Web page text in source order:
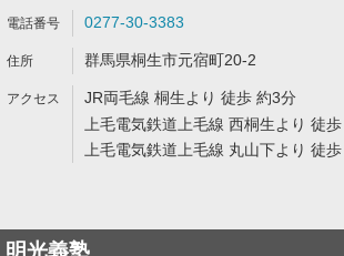
0277-30-3383
群馬県桐生市元宿町20-2
JR両毛線 桐生より 徒歩 約3分
上毛電気鉄道上毛線 西桐生より 徒
上毛電気鉄道上毛線 丸山下より 徒
明光義塾